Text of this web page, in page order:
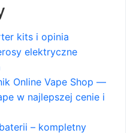
kits i opinia
elektryczne
Online Vape Shop —
w najlepszej cenie i
– kompletny